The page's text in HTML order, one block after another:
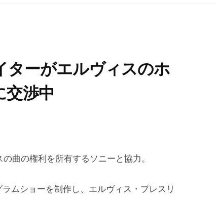
ターがエルヴィスのホ
交渉中
曲の権利を所有するソニーと協力。
ムショーを制作し、エルヴィス・プレスリ